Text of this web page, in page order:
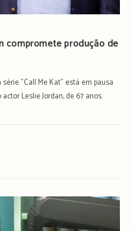
compromete produção de
"Call Me Kat" está em pausa
Leslie Jordan, de 67 anos.